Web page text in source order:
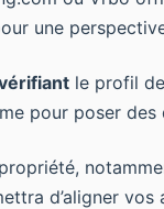
une
le profil
pour poser des
d’aligner